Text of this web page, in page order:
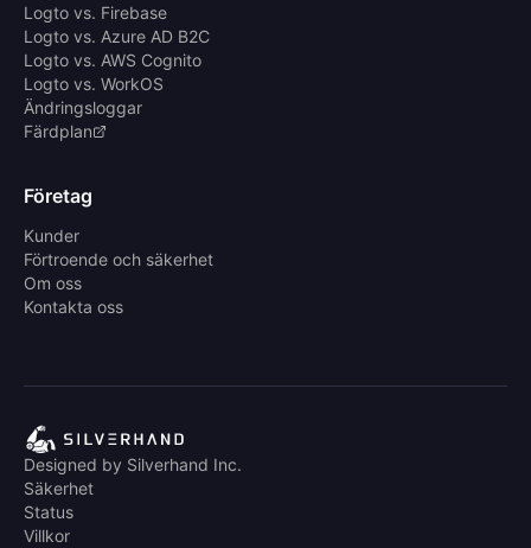
Logto vs. Firebase
Logto vs. Azure AD B2C
Logto vs. AWS Cognito
Logto vs. WorkOS
Ändringsloggar
Färdplan
Företag
Kunder
Förtroende och säkerhet
Om oss
Kontakta oss
Designed by Silverhand Inc.
Säkerhet
Status
Villkor